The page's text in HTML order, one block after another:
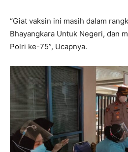
“Giat vaksin ini masih dalam
Bhayangkara Untuk Negeri, dan
Polri ke-75”, Ucapnya.